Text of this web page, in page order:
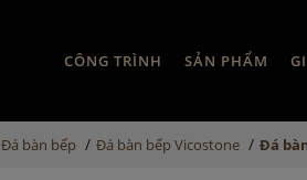
CÔNG TRÌNH SẢN PHẨM
Đá bàn bếp / Đá bàn bếp Vicostone / Đá